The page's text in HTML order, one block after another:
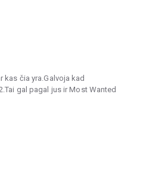
kas čia yra.Galvoja kad
gal pagal jus ir Most Wanted